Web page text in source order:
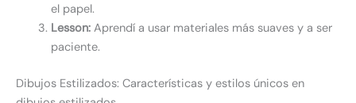
el papel.
Lesson:Aprendí a usar materiales más suaves y a ser
paciente.
Dibujos Estilizados: Características y estilos únicos en